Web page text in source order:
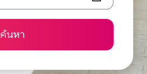
ค้นหา